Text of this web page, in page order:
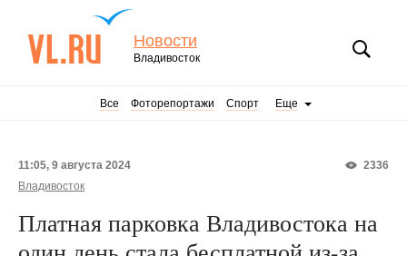
Новости
Владивосток
Все Фоторепортажи Спорт Еще
2336
11:05, 9 августа 2024
Владивосток
Платная парковка Владивостока на